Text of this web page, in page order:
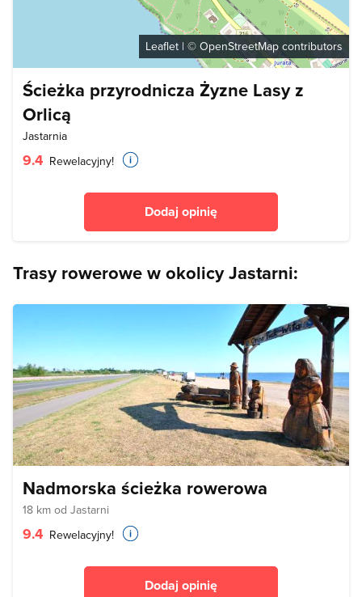
Leaflet | © OpenStreetMap contributors
Ścieżka przyrodnicza Żyzne Lasy z
Orlicą
Jastarnia
9.4 Rewelacyjny!
Dodaj opinię
Trasy rowerowe w okolicy Jastarni:
Nadmorska ścieżka rowerowa
18 km od Jastarni
9.4 Rewelacyjny!
Dodaj opinię